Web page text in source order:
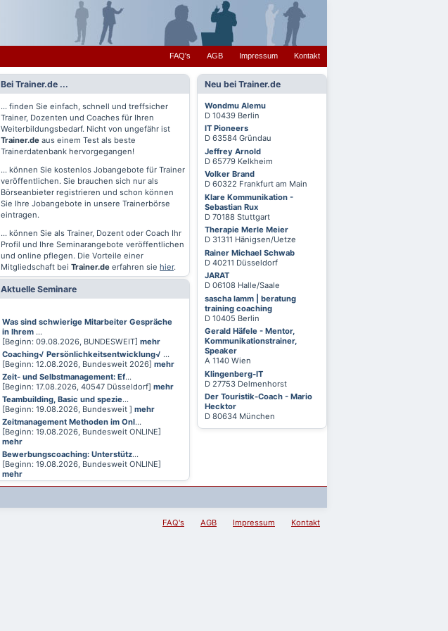
FAQ's AGB Impressum Kontakt
Neu bei Trainer.de
Wondmu Alemu
D 10439 Berlin
IT Pioneers
D 63584 Gründau
Jeffrey Arnold
D 65779 Kelkheim
Volker Brand
D 60322 Frankfurt am Main
Klare Kommunikation -
Sebastian Rux
D 70188 Stuttgart
Therapie Merle Meier
D 31311 Hänigsen/Uetze
Rainer Michael Schwab
D 40211 Düsseldorf
JARAT
D 06108 Halle/Saale
sascha lamm | beratung
training coaching
D 10405 Berlin
Gerald Häfele - Mentor,
Kommunikationstrainer,
Speaker
A 1140 Wien
Klingenberg-IT
D 27753 Delmenhorst
Der Touristik-Coach - Mario
Hecktor
D 80634 München
Bei Trainer.de ...
... finden Sie einfach, schnell und treffsicher
Trainer, Dozenten und Coaches für Ihren
Weiterbildungsbedarf. Nicht von ungefähr ist
Trainer.de aus einem Test als beste
Trainerdatenbank hervorgegangen!
... können Sie kostenlos Jobangebote für Trainer
veröffentlichen. Sie brauchen sich nur als
Börseanbieter registrieren und schon können
Sie Ihre Jobangebote in unsere Trainerbörse
eintragen.
... können Sie als Trainer, Dozent oder Coach Ihr
Profil und Ihre Seminarangebote veröffentlichen
und online pflegen. Die Vorteile einer
Mitgliedschaft bei Trainer.de erfahren sie hier.
Aktuelle Seminare
Was sind schwierige Mitarbeiter Gespräche
in Ihrem ...
[Beginn: 09.08.2026, BUNDESWEIT] mehr
Coaching√ Persönlichkeitsentwicklung√ ...
[Beginn: 12.08.2026, Bundesweit 2026] mehr
Zeit- und Selbstmanagement: Ef...
[Beginn: 17.08.2026, 40547 Düsseldorf] mehr
Teambuilding, Basic und spezie...
[Beginn: 19.08.2026, Bundesweit ] mehr
Zeitmanagement Methoden im Onl...
[Beginn: 19.08.2026, Bundesweit ONLINE]
mehr
Bewerbungscoaching: Unterstütz...
[Beginn: 19.08.2026, Bundesweit ONLINE]
mehr
FAQ's AGB Impressum Kontakt